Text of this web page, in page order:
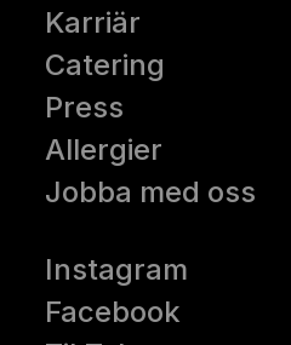
Karriär
Catering
Press
Allergier
Jobba med oss
Instagram
Facebook